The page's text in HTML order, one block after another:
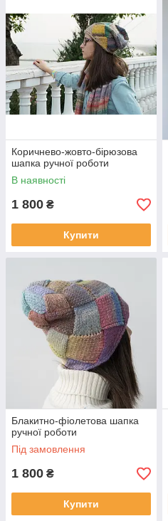
Коричнево-жовто-бірюзова
шапка ручної роботи
В наявності
1 800 ₴
Купити
Блакитно-фіолетова шапка
ручної роботи
Під замовлення
1 800 ₴
Купити